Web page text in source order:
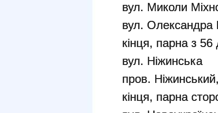
вул. Миколи
вул. Олександра
кінця, парна з 56
вул. Ніжинська
пров.
кінця, парна